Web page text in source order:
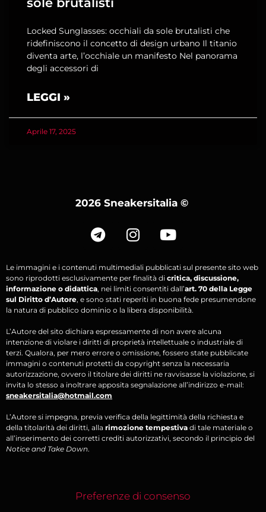
Locked Sunglasses: occhiali da sole brutalisti che
ridefiniscono il concetto di design urbano Il titanio
diventa arte, l’occhiale un manifesto Nel panorama
degli accessori di
LEGGI »
Aprile 17, 2025
2026 Sneakersitalia ©
Le immagini e i contenuti multimediali pubblicati sul presente sito web
sono riprodotti esclusivamente per finalità di critica, discussione,
informazione o didattica, nei limiti consentiti dall’art. 70 della Legge
sul Diritto d’Autore, e sono stati reperiti in buona fede presumendone
la natura di pubblico dominio o la libera disponibilità.
L’Autore del sito dichiara espressamente di non avere alcuna
intenzione di violare i diritti di proprietà intellettuale o industriale di
terzi. Qualora, per mero errore o omissione, fossero state pubblicate
immagini o contenuti protetti da copyright senza la necessaria
autorizzazione, ovvero il titolare dei diritti ne ravvisasse la violazione, si
invita lo stesso a inoltrare apposita segnalazione all’indirizzo e-mail:
sneakersitalia@hotmail.com
L’Autore si impegna, previa verifica della legittimità della richiesta e
della titolarità dei diritti, alla rimozione tempestiva di tale materiale o
all’inserimento dei corretti crediti autorizzativi, secondo il principio del
Notice and Take Down.
Preferenze di consenso